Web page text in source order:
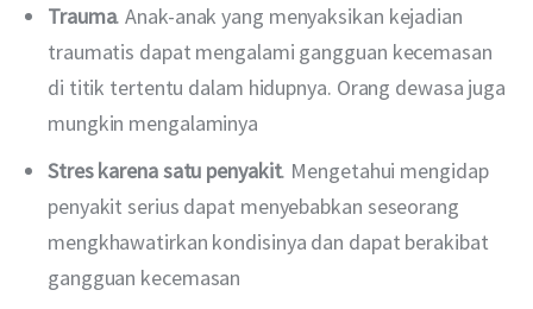
Trauma. Anak-anak yang menyaksikan kejadian
traumatis dapat mengalami gangguan kecemasan
di titik tertentu dalam hidupnya. Orang dewasa juga
mungkin mengalaminya
Stres karena satu penyakit. Mengetahui mengidap
penyakit serius dapat menyebabkan seseorang
mengkhawatirkan kondisinya dan dapat berakibat
gangguan kecemasan